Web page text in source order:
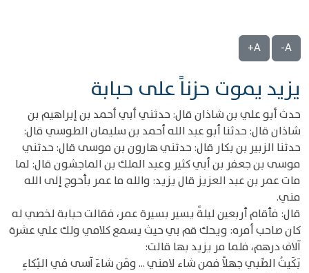
A-
A+
يزيد يموت حزناً على حبابة
حدث أبو علي بن شاذان قال: حدثني أبي أحمد بن إبراهيم بن
شاذان قال: حدثنا أبو عبد الله أحمد بن سليمان الطوسي قال:
حدثنا الزبير بن بكار قال: حدثني هارون بن موسى قال: حدثني
موسى بن جعفر بن أبي كثير وعبد الملك بن الماجشون قال: لما
مات عمر بن عبد العزيز قال يزيد: والله ما عمر بأحوج إلى الله
مني.
قال: فأقام أربعين ليلةً يسير بسيرة عمر، فقالت حبابة لخصي له
كان صاحب أمره: ويحك قم بي حيث يسمع كلامي ولك علي عشرة
آلاف درهم، فلما مر يزيد بها قالت:
بَكَيتُ الصِّبي جهلاً فمن شاء لامني ... ومَن شاءَ آسى في البُكاءِ